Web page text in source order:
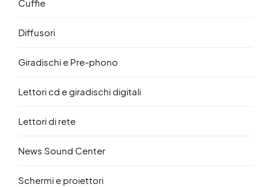
Cuffie
Diffusori
Giradischi e Pre-phono
Lettori cd e giradischi digitali
Lettori di rete
News Sound Center
Schermi e proiettori